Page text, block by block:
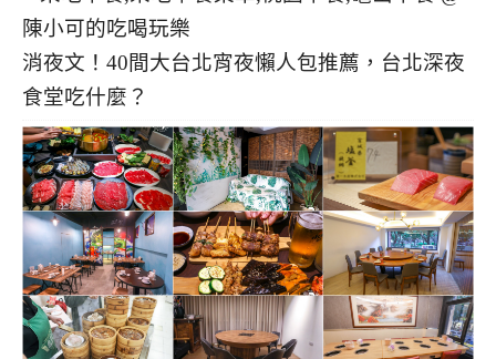
消夜文！40間大台北宵夜懶人包推薦，台北深夜
食堂吃什麼？